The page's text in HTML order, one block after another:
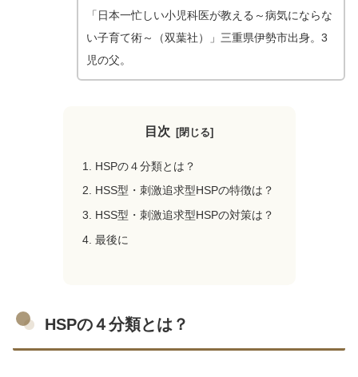
「日本一忙しい小児科医が教える～病気にならな
い子育て術～（双葉社）」三重県伊勢市出身。3
児の父。
目次
HSPの４分類とは？
HSS型・刺激追求型HSPの特徴は？
HSS型・刺激追求型HSPの対策は？
最後に
HSPの４分類とは？